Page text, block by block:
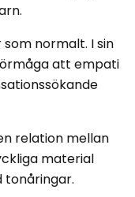
normalt. I sin
att empati
relation mellan
material
tonåringar.